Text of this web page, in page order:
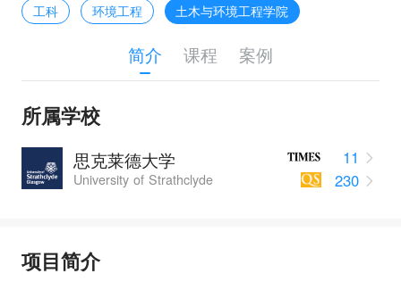
工科 环境工程 土木与环境工程学院
简介 课程 案例
所属学校
思克莱德大学
University of Strathclyde
11
230
项目简介